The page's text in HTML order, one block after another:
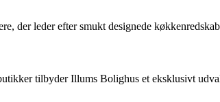
der leder efter smukt designede
tilbyder Illums Bolighus et eksklusivt